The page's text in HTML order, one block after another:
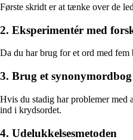
Første skridt er at tænke over de
2. Eksperimentér med
Da du har brug for et ord med fem
3. Brug et synonymordbog
Hvis du stadig har problemer med
ind i krydsordet.
4. Udelukkelsesmetoden